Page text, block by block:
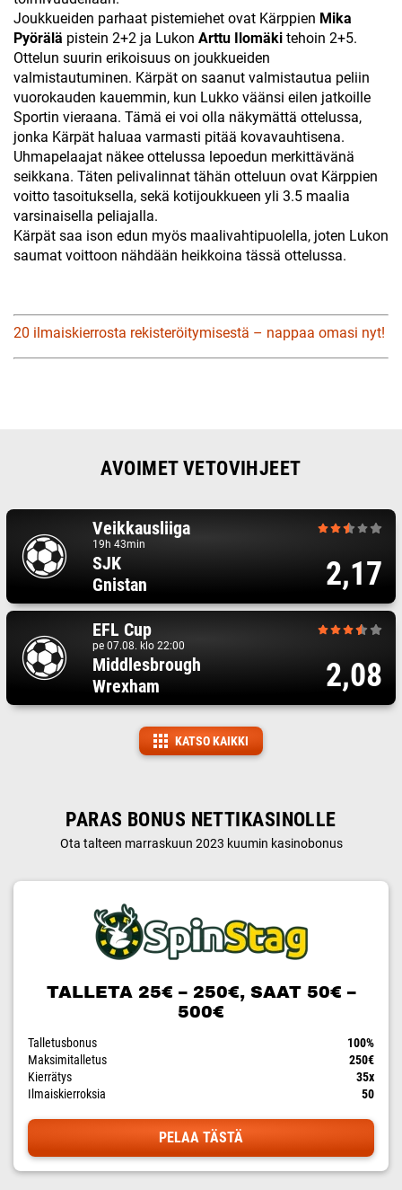
Joukkueiden parhaat pistemiehet ovat Kärppien Mika
Pyörälä pistein 2+2 ja Lukon Arttu Ilomäki tehoin 2+5.
Ottelun suurin erikoisuus on joukkueiden
valmistautuminen. Kärpät on saanut valmistautua peliin
vuorokauden kauemmin, kun Lukko väänsi eilen jatkoille
Sportin vieraana. Tämä ei voi olla näkymättä ottelussa,
jonka Kärpät haluaa varmasti pitää kovavauhtisena.
Uhmapelaajat näkee ottelussa lepoedun merkittävänä
seikkana. Täten pelivalinnat tähän otteluun ovat Kärppien
voitto tasoituksella, sekä kotijoukkueen yli 3.5 maalia
varsinaisella peliajalla.
Kärpät saa ison edun myös maalivahtipuolella, joten Lukon
saumat voittoon nähdään heikkoina tässä ottelussa.
20 ilmaiskierrosta rekisteröitymisestä – nappaa omasi nyt!
AVOIMET VETOVIHJEET
Veikkausliiga
19h 43min
SJK
Gnistan
2,17
EFL Cup
pe 07.08. klo 22:00
Middlesbrough
Wrexham
2,08
KATSO KAIKKI
PARAS BONUS NETTIKASINOLLE
Ota talteen marraskuun 2023 kuumin kasinobonus
TALLETA 25€ – 250€, SAAT 50€ –
500€
Talletusbonus
100%
Maksimitalletus
250€
Kierrätys
35x
Ilmaiskierroksia
50
PELAA TÄSTÄ